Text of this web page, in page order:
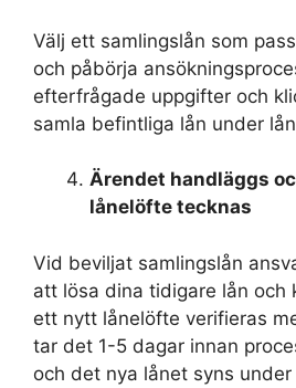
Välj ett samlingslån som
och påbörja
efterfrågade uppgifter och
samla befintliga lån under
Ärendet handläggs
lånelöfte tecknas
Vid beviljat samlingslån
att lösa dina tidigare lån och
ett nytt lånelöfte verifieras
tar det 1-5 dagar innan
och det nya lånet syns